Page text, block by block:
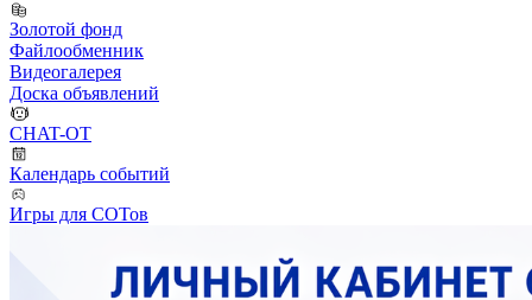
Золотой фонд
Файлообменник
Видеогалерея
Доска объявлений
CHAT-OT
Календарь событий
Игры для СОТов